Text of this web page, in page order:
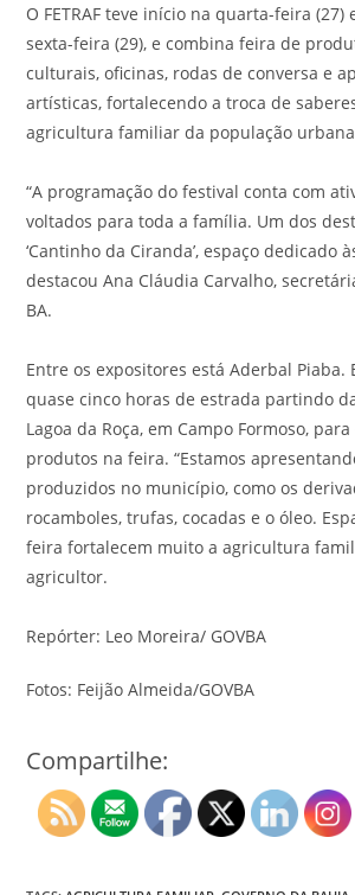
O FETRAF teve início na quarta-feira (27)
sexta-feira (29), e combina feira de
culturais, oficinas, rodas de conversa e
artísticas, fortalecendo a troca de
agricultura familiar da população
“A programação do festival conta com
voltados para toda a família. Um dos
‘Cantinho da Ciranda’, espaço dedicado
destacou Ana Cláudia Carvalho,
BA.
Entre os expositores está Aderbal Piaba.
quase cinco horas de estrada partindo
Lagoa da Roça, em Campo Formoso,
produtos na feira. “Estamos
produzidos no município, como os
rocamboles, trufas, cocadas e o óleo.
feira fortalecem muito a agricultura
agricultor.
Repórter: Leo Moreira/ GOVBA
Fotos: Feijão Almeida/GOVBA
Compartilhe: